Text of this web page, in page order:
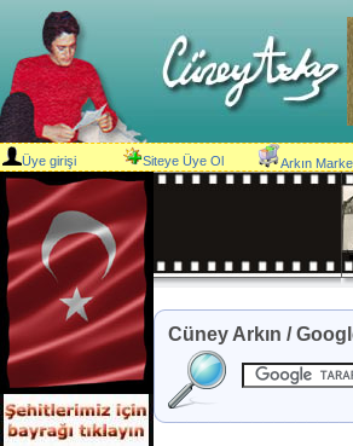
Üye girişi Siteye Üye Ol Arkın
Cüney Arkın /